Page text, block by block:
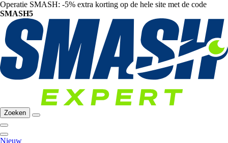
Operatie SMASH: -5% extra korting op de hele site met de code
SMASH5
Zoeken
Nieuw